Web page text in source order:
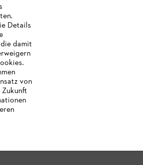
Informationen
Details
damit
von